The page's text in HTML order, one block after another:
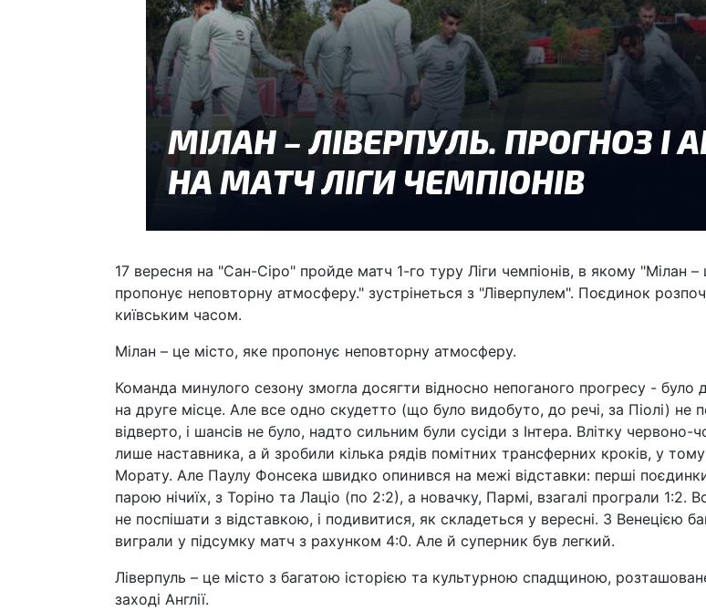
17 вересня на "Сан-Сіро" пройде матч 1-го туру Ліги чемпіонів, в якому "Мілан –
пропонує неповторну атмосферу." зустрінеться з "Ліверпулем". Поєдинок
київським часом.
Мілан – це місто, яке пропонує неповторну атмосферу.
Команда минулого сезону змогла досягти відносно непоганого прогресу - було
на друге місце. Але все одно скудетто (що було видобуто, до речі, за Піолі) не
відверто, і шансів не було, надто сильним були сусіди з Інтера. Влітку червоно-
лише наставника, а й зробили кілька рядів помітних трансферних кроків, у тому
Морату. Але Паулу Фонсека швидко опинився на межі відставки: перші
парою нічиїх, з Торіно та Лаціо (по 2:2), а новачку, Пармі, взагалі програли 1:2.
не поспішати з відставкою, і подивитися, як складеться у вересні. З Венецією
виграли у підсумку матч з рахунком 4:0. Але й суперник був легкий.
Ліверпуль – це місто з багатою історією та культурною спадщиною,
заході Англії.